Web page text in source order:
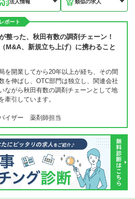
法人情報 類似の求人
ポート
整った、秋田有数の調剤チェーン！
M&A、新規立ち上げ）に携わること
を開業してから20年以上が経ち、その間
を伸ばし、OTC部門は独立し、関連会社
ながら秋田有数の調剤チェーンとして地
牽引しています。
イザー 薬剤師担当